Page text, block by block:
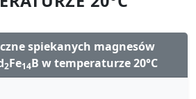
spiekanych magnesów
2Fe14B w temperaturze 20°C